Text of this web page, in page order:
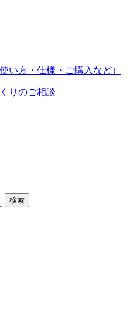
い方・仕様・ご購入など）
りのご相談
検索